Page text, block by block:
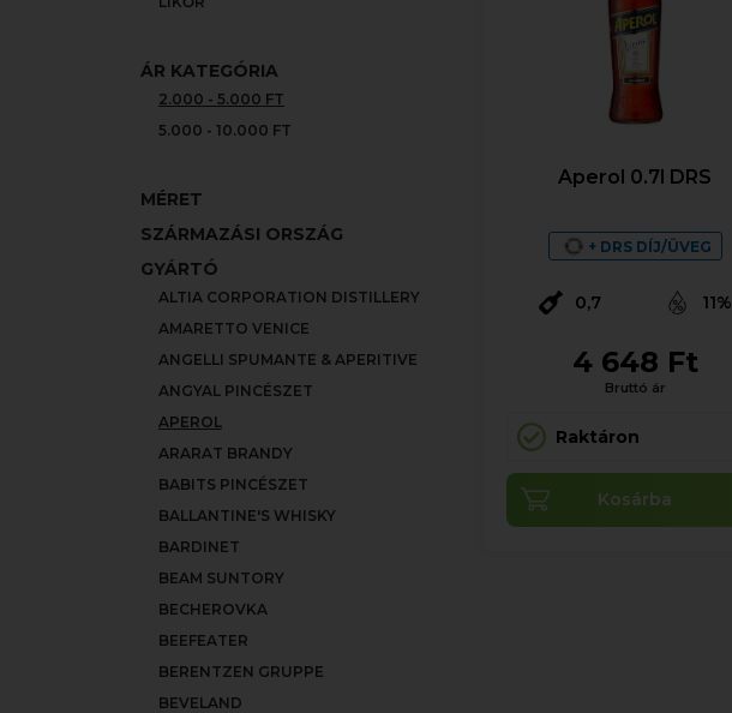
ÁR KATEGÓRIA
2.000 - 5.000 FT
5.000 - 10.000 FT
MÉRET
SZÁRMAZÁSI ORSZÁG
GYÁRTÓ
ALTIA CORPORATION DISTILLERY
AMARETTO VENICE
ANGELLI SPUMANTE & APERITIVE
ANGYAL PINCÉSZET
APEROL
ARARAT BRANDY
BABITS PINCÉSZET
BALLANTINE'S WHISKY
BARDINET
BEAM SUNTORY
BECHEROVKA
BEEFEATER
BERENTZEN GRUPPE
BEVELAND
Aperol 0.7l DRS
+ DRS DÍJ/ÜVEG
0,7 11%
4 648 Ft
Bruttó ár
Raktáron
Kosárba